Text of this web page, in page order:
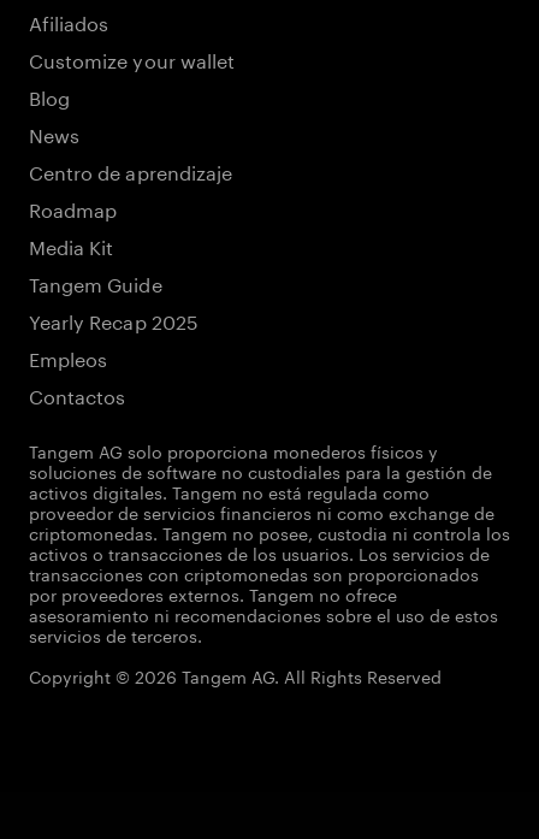
Afiliados
Customize your wallet
Blog
News
Centro de aprendizaje
Roadmap
Media Kit
Tangem Guide
Yearly Recap 2025
Empleos
Contactos
Tangem AG solo proporciona monederos físicos y
soluciones de software no custodiales para la gestión de
activos digitales. Tangem no está regulada como
proveedor de servicios financieros ni como exchange de
criptomonedas. Tangem no posee, custodia ni controla los
activos o transacciones de los usuarios. Los servicios de
transacciones con criptomonedas son proporcionados
por proveedores externos. Tangem no ofrece
asesoramiento ni recomendaciones sobre el uso de estos
servicios de terceros.